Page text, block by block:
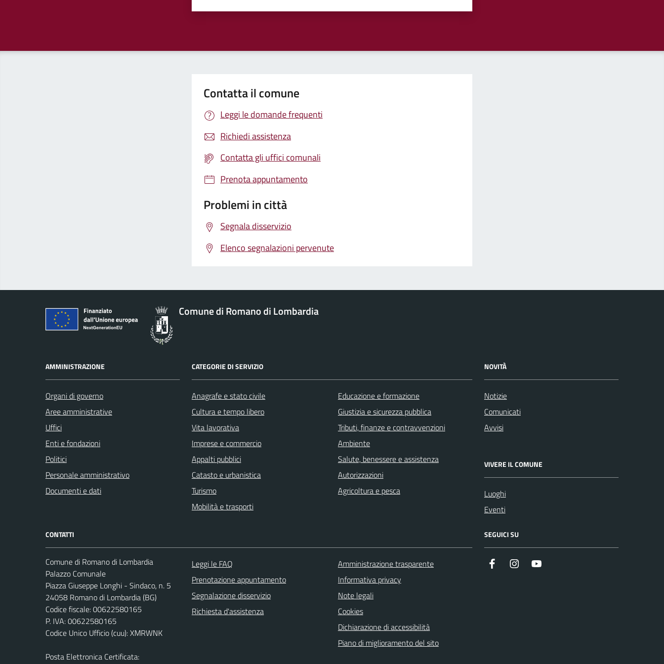
Contatta il comune
Leggi le domande frequenti
Richiedi assistenza
Contatta gli uffici comunali
Prenota appuntamento
Problemi in città
Segnala disservizio
Elenco segnalazioni pervenute
Comune di Romano di Lombardia
AMMINISTRAZIONE
Organi di governo
Aree amministrative
Uffici
Enti e fondazioni
Politici
Personale amministrativo
Documenti e dati
CATEGORIE DI SERVIZIO
Anagrafe e stato civile
Cultura e tempo libero
Vita lavorativa
Imprese e commercio
Appalti pubblici
Catasto e urbanistica
Turismo
Mobilità e trasporti
Educazione e formazione
Giustizia e sicurezza pubblica
Tributi, finanze e contravvenzioni
Ambiente
Salute, benessere e assistenza
Autorizzazioni
Agricoltura e pesca
NOVITÀ
Notizie
Comunicati
Avvisi
VIVERE IL COMUNE
Luoghi
Eventi
CONTATTI
Comune di Romano di Lombardia
Palazzo Comunale
Piazza Giuseppe Longhi - Sindaco, n. 5
24058 Romano di Lombardia (BG)
Codice fiscale: 00622580165
P. IVA: 00622580165
Codice Unico Ufficio (cuu): XMRWNK
Posta Elettronica Certificata:
Leggi le FAQ
Prenotazione appuntamento
Segnalazione disservizio
Richiesta d'assistenza
Amministrazione trasparente
Informativa privacy
Note legali
Cookies
Dichiarazione di accessibilità
Piano di miglioramento del sito
SEGUICI SU
Facebook Instagram